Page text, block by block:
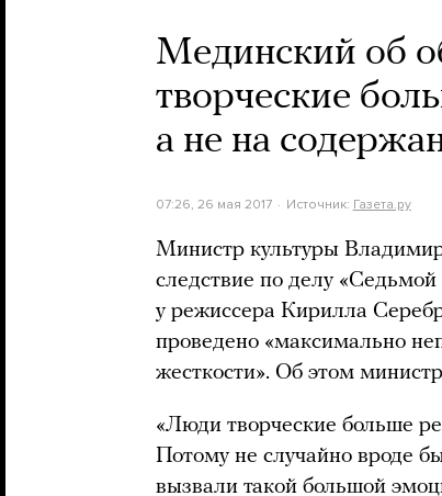
Мединский об
творческие
а не на
07:26, 26 мая 2017 Источник: Газета.ру
Министр культуры
следствие по делу
у режиссера Кирилла
проведено «максимально
жесткости». Об этом
«Люди творческие больше
Потому не случайно вроде
вызвали такой большой